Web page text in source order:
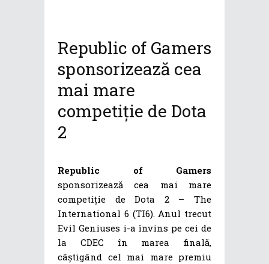
Republic of Gamers
sponsorizează cea
mai mare
competiție de Dota
2
Republic of Gamers
sponsorizează cea mai mare
competiție de Dota 2 – The
International 6 (TI6). Anul trecut
Evil Geniuses i-a învins pe cei de
la CDEC în marea finală,
câștigând cel mai mare premiu